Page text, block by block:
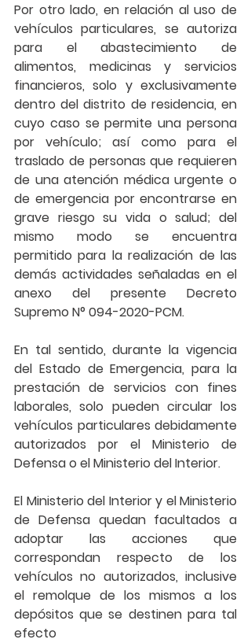
Por otro lado, en relación al uso de
vehículos particulares, se autoriza
para el abastecimiento de
alimentos, medicinas y servicios
financieros, solo y exclusivamente
dentro del distrito de residencia, en
cuyo caso se permite una persona
por vehículo; así como para el
traslado de personas que requieren
de una atención médica urgente o
de emergencia por encontrarse en
grave riesgo su vida o salud; del
mismo modo se encuentra
permitido para la realización de las
demás actividades señaladas en el
anexo del presente Decreto
Supremo N° 094-2020-PCM.
En tal sentido, durante la vigencia
del Estado de Emergencia, para la
prestación de servicios con fines
laborales, solo pueden circular los
vehículos particulares debidamente
autorizados por el Ministerio de
Defensa o el Ministerio del Interior.
El Ministerio del Interior y el Ministerio
de Defensa quedan facultados a
adoptar las acciones que
correspondan respecto de los
vehículos no autorizados, inclusive
el remolque de los mismos a los
depósitos que se destinen para tal
efecto